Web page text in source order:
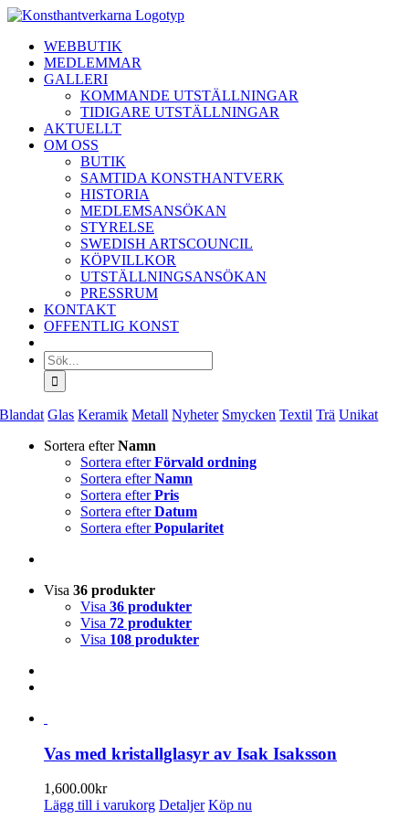
Fortsätt
innehålletWEBBUTIK
MEDLEMMAR
GALLERI
KOMMANDE UTSTÄLLNINGAR
TIDIGARE UTSTÄLLNINGAR
AKTUELLT
OM OSS
BUTIK
SAMTIDA KONSTHANTVERK
HISTORIA
MEDLEMSANSÖKAN
STYRELSE
SWEDISH ARTSCOUNCIL
KÖPVILLKOR
UTSTÄLLNINGSANSÖKAN
PRESSRUM
KONTAKT
OFFENTLIG KONST
Sök
efter:
Blandat Glas Keramik Metall Nyheter Smycken Textil Trä Unikat
Sortera efterNamn
Sortera efterFörvald ordning
Sortera efterNamn
Sortera efterPris
Sortera efterDatum
Sortera efterPopularitet
Visa 36 produkter
Visa 36 produkter
Visa 72 produkter
Visa 108 produkter
Vas med kristallglasyr av Isak Isaksson
1,600.00kr
Lägg till i varukorg Detaljer Köp nu